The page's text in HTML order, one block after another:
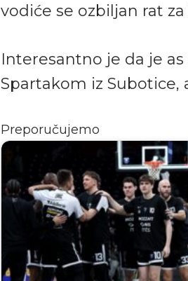
vodiće se ozbiljan rat
Interesantno je da je
Spartakom iz
Preporučujemo